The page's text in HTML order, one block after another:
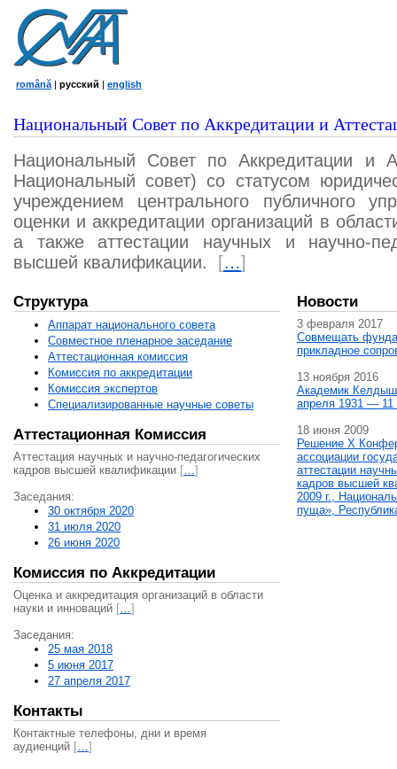
română | русский | english
Национальный Совет по Аккредитации и
Национальный Совет по Аккредитации и
Национальный совет) со статусом
учреждением центрального публичного
оценки и аккредитации организаций в
а также аттестации научных и научно-
высшей квалификации.
[…]
Структура
Аппарат национального совета
Совместное пленарное заседание
Аттестационная комисcия
Комиссия по аккредитации
Комиссия экспертов
Специализированные научные советы
Аттестационная Комиссия
Аттестация научных и научно-педагогических
кадров высшей квалификации […]
Заседания:
30 октября 2020
31 июля 2020
26 июня 2020
Комиссия по Аккредитации
Оценка и аккредитация организаций в области
науки и инноваций […]
Заседания:
25 мая 2018
5 июня 2017
27 апреля 2017
Контакты
Контактные телефоны, дни и время
аудиенций […]
Новости
3 февраля 2017
Совмещать
прикладное
13 ноября 2016
Академик
апреля 1931 — 11
18 июня 2009
Решение X
ассоциации
аттестации
кадров высшей
2009 г.,
пуща»,